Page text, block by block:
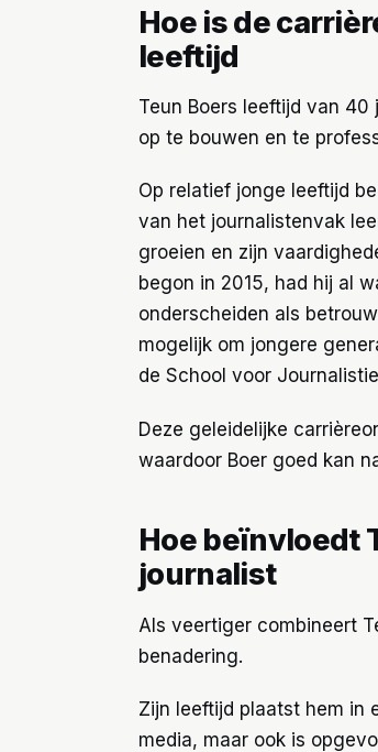
Hoe is de
leeftijd
Teun Boers leeftijd van
op te bouwen en te
Op relatief jonge leeftijd
van het journalistenvak
groeien en zijn
begon in 2015, had hij al
onderscheiden als
mogelijk om jongere
de School voor
Deze geleidelijke
waardoor Boer goed kan
Hoe beïnvloedt
journalist
Als veertiger combineert
benadering.
Zijn leeftijd plaatst hem in
media, maar ook is